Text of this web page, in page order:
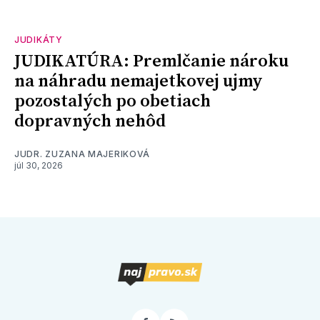
JUDIKÁTY
JUDIKATÚRA: Premlčanie nároku
na náhradu nemajetkovej ujmy
pozostalých po obetiach
dopravných nehôd
JUDR. ZUZANA MAJERIKOVÁ
júl 30, 2026